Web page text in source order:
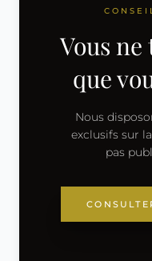
Vous ne
que
Nous
exclusifs sur
pas